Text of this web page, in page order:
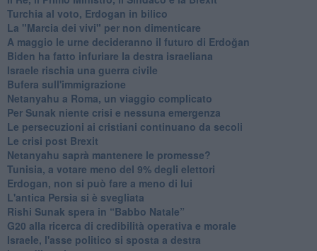
Turchia al voto, Erdogan in bilico
La "Marcia dei vivi" per non dimenticare
A maggio le urne decideranno il futuro di Erdoğan
Biden ha fatto infuriare la destra israeliana
Israele rischia una guerra civile
Bufera sull'immigrazione
Netanyahu a Roma, un viaggio complicato
Per Sunak niente crisi e nessuna emergenza
Le persecuzioni ai cristiani continuano da secoli
Le crisi post Brexit
Netanyahu saprà mantenere le promesse?
Tunisia, a votare meno del 9% degli elettori
Erdogan, non si può fare a meno di lui
L'antica Persia si è svegliata
Rishi Sunak spera in “Babbo Natale”
G20 alla ricerca di credibilità operativa e morale
Israele, l'asse politico si sposta a destra